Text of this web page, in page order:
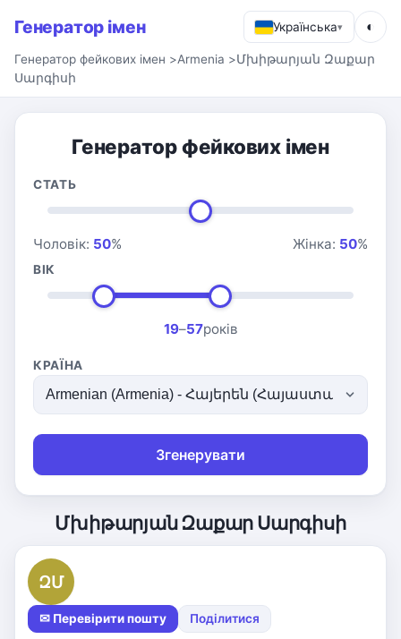
Генератор імен Українська▾ ◐
Генератор фейкових імен >Armenia >Մխիթարյան Զաքար
Սարգիսի
Генератор фейкових імен
СТАТЬ
Чоловік: 50% Жінка: 50%
ВІК
19–57років
КРАЇНА
Згенерувати
Մխիթարյան Զաքար Սարգիսի
ԶՄ
✉ Перевірити пошту Поділитися